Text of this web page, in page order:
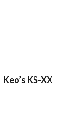
KS-XX